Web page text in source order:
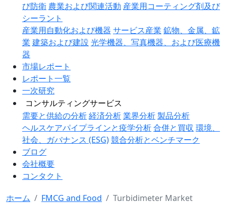
び防衛 農業および関連活動 産業用コーティング剤及び
シーラント
産業用自動化および機器 サービス産業 鉱物、金属、鉱
業 建築および建設 光学機器、写真機器、および医療機
器
市場レポート
レポート一覧
一次研究
コンサルティングサービス
需要と供給の分析経済分析業界分析製品分析
ヘルスケアパイプラインと疫学分析合併と買収 環境、
社会、ガバナンス (ESG)競合分析とベンチマーク
ブログ
会社概要
コンタクト
ホーム FMCG and Food Turbidimeter Market